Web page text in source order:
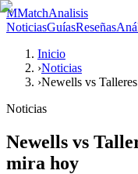
MMatchAnalisis
NoticiasGuíasReseñas
Inicio
›Noticias
›Newells vs
Noticias
Newells vs
mira hoy